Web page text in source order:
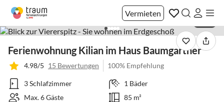
Vermieten
Ferienwohnung Kilian im Haus Baumgartner
4.98/5 15 Bewertungen 100% Empfehlung
3 Schlafzimmer
1 Bäder
Max. 6 Gäste
85 m²